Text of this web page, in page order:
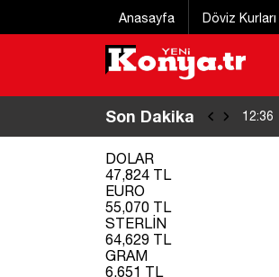
Anasayfa Döviz Kurları
Son Dakika 12:31
DOLAR
47,824 TL
EURO
55,070 TL
STERLİN
64,629 TL
GRAM
6.651 TL